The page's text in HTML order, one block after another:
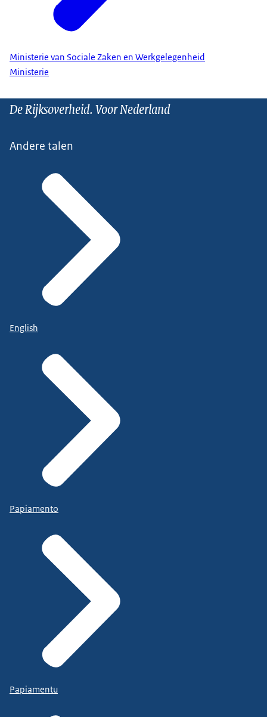
Ministerie van Sociale Zaken en Werkgelegenheid
Ministerie
De Rijksoverheid. Voor Nederland
Andere talen
English
Papiamento
Papiamentu